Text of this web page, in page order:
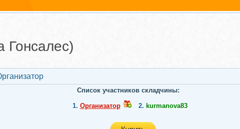
Гонсалес)
Список участников складчины:
1. Организатор 2. kurmanova83